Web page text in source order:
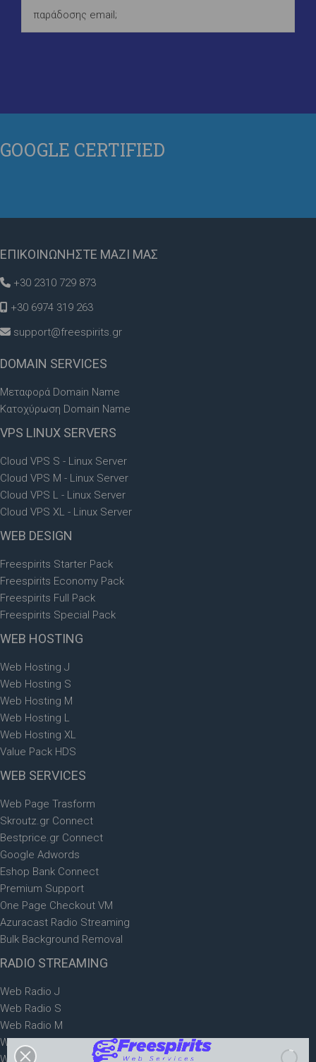
παράδοσης email;
GOOGLE CERTIFIED
ΕΠΙΚΟΙΝΩΝΗΣΤΕ ΜΑΖΙ ΜΑΣ
+30 2310 729 873
+30 6974 319 263
support@freespirits.gr
DOMAIN SERVICES
Μεταφορά Domain Name
Κατοχύρωση Domain Name
VPS LINUX SERVERS
Cloud VPS S - Linux Server
Cloud VPS M - Linux Server
Cloud VPS L - Linux Server
Cloud VPS XL - Linux Server
WEB DESIGN
Freespirits Starter Pack
Freespirits Economy Pack
Freespirits Full Pack
Freespirits Special Pack
WEB HOSTING
Web Hosting J
Web Hosting S
Web Hosting M
Web Hosting L
Web Hosting XL
Value Pack HDS
WEB SERVICES
Web Page Trasform
Skroutz.gr Connect
Bestprice.gr Connect
Google Adwords
Eshop Bank Connect
Premium Support
One Page Checkout VM
Azuracast Radio Streaming
Bulk Background Removal
RADIO STREAMING
Web Radio J
Web Radio S
Web Radio M
Web Radio L
Web Radio XL